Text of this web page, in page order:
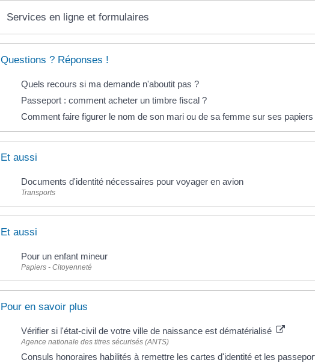
Services en ligne et formulaires
Questions ? Réponses !
Quels recours si ma demande n'aboutit pas ?
Passeport : comment acheter un timbre fiscal ?
Comment faire figurer le nom de son mari ou de sa femme sur ses papiers
Et aussi
Documents d'identité nécessaires pour voyager en avion
Transports
Et aussi
Pour un enfant mineur
Papiers - Citoyenneté
Pour en savoir plus
Vérifier si l'état-civil de votre ville de naissance est dématérialisé
Agence nationale des titres sécurisés (ANTS)
Consuls honoraires habilités à remettre les cartes d'identité et les